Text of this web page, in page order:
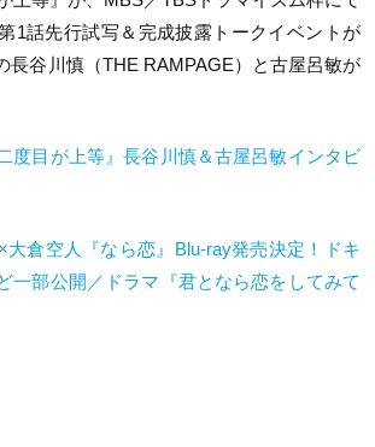
1話先行試写＆完成披露トークイベントが
長谷川慎（THE RAMPAGE）と古屋呂敏が
度目が上等』長谷川慎＆古屋呂敏インタビ
倉空人『なら恋』 Blu-ray発売決定！ドキ
一部公開／ドラマ『君となら恋をしてみて